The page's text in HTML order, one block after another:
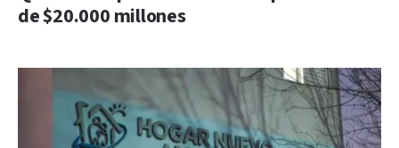
de $20.000 millones